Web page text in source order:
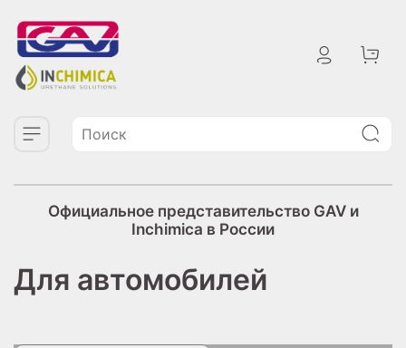
Официальное представительство GAV и
Inchimica в России
Для автомобилей